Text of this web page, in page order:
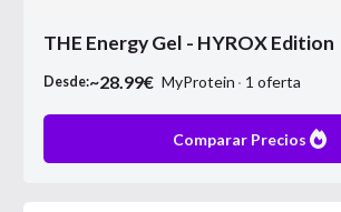
THE Energy Gel - HYROX Edition
Desde:~28.99€ MyProtein 1 oferta
Comparar Precios